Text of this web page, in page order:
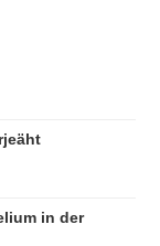
in der